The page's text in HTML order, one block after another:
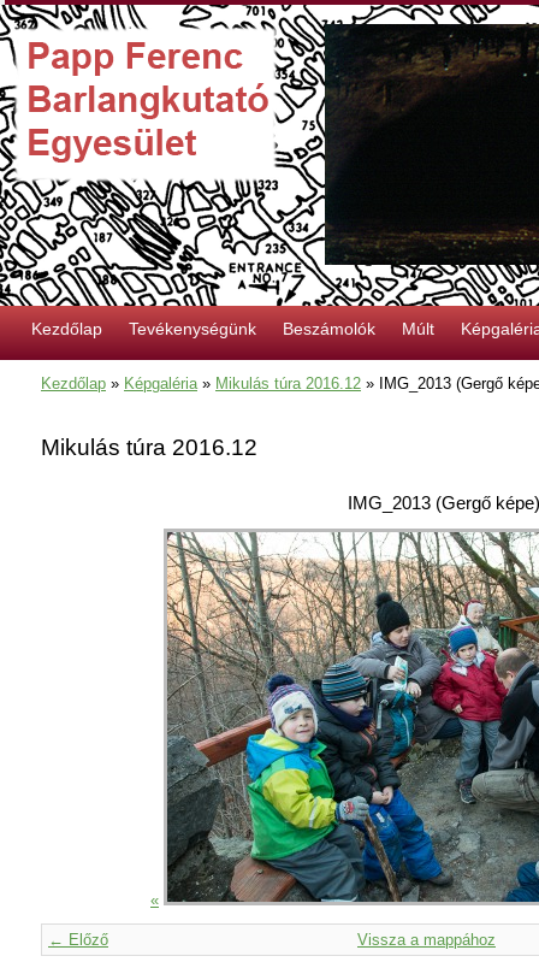
Kezdőlap Tevékenységünk Beszámolók Múlt
Kezdőlap » Képgaléria» Mikulás túra 2016.12 » IMG_2013 (Gergő
Mikulás túra 2016.12
IMG_2013 (Gergő képe)
«
← Előző Vissza a mappához